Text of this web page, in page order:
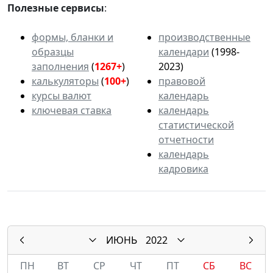
Полезные сервисы:
формы, бланки и
образцы
заполнения (1267+)
калькуляторы (100+)
курсы валют
ключевая ставка
производственные
календари (1998-
2023)
правовой
календарь
календарь
статистической
отчетности
календарь
кадровика
ИЮНЬ
2022
ПН
ВТ СР ЧТ ПТ СБ
ВС